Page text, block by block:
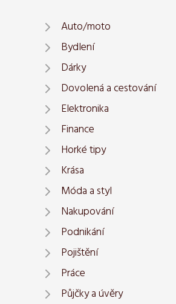
Auto/moto
Bydlení
Dárky
Dovolená a cestování
Elektronika
Finance
Horké tipy
Krása
Móda a styl
Nakupování
Podnikání
Pojištění
Práce
Půjčky a úvěry